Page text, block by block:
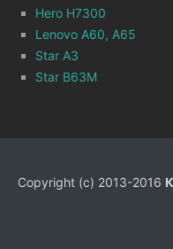
Hero H7300
Lenovo A60, A65
Star A3
Star B63M
Copyright (c) 2013-2016